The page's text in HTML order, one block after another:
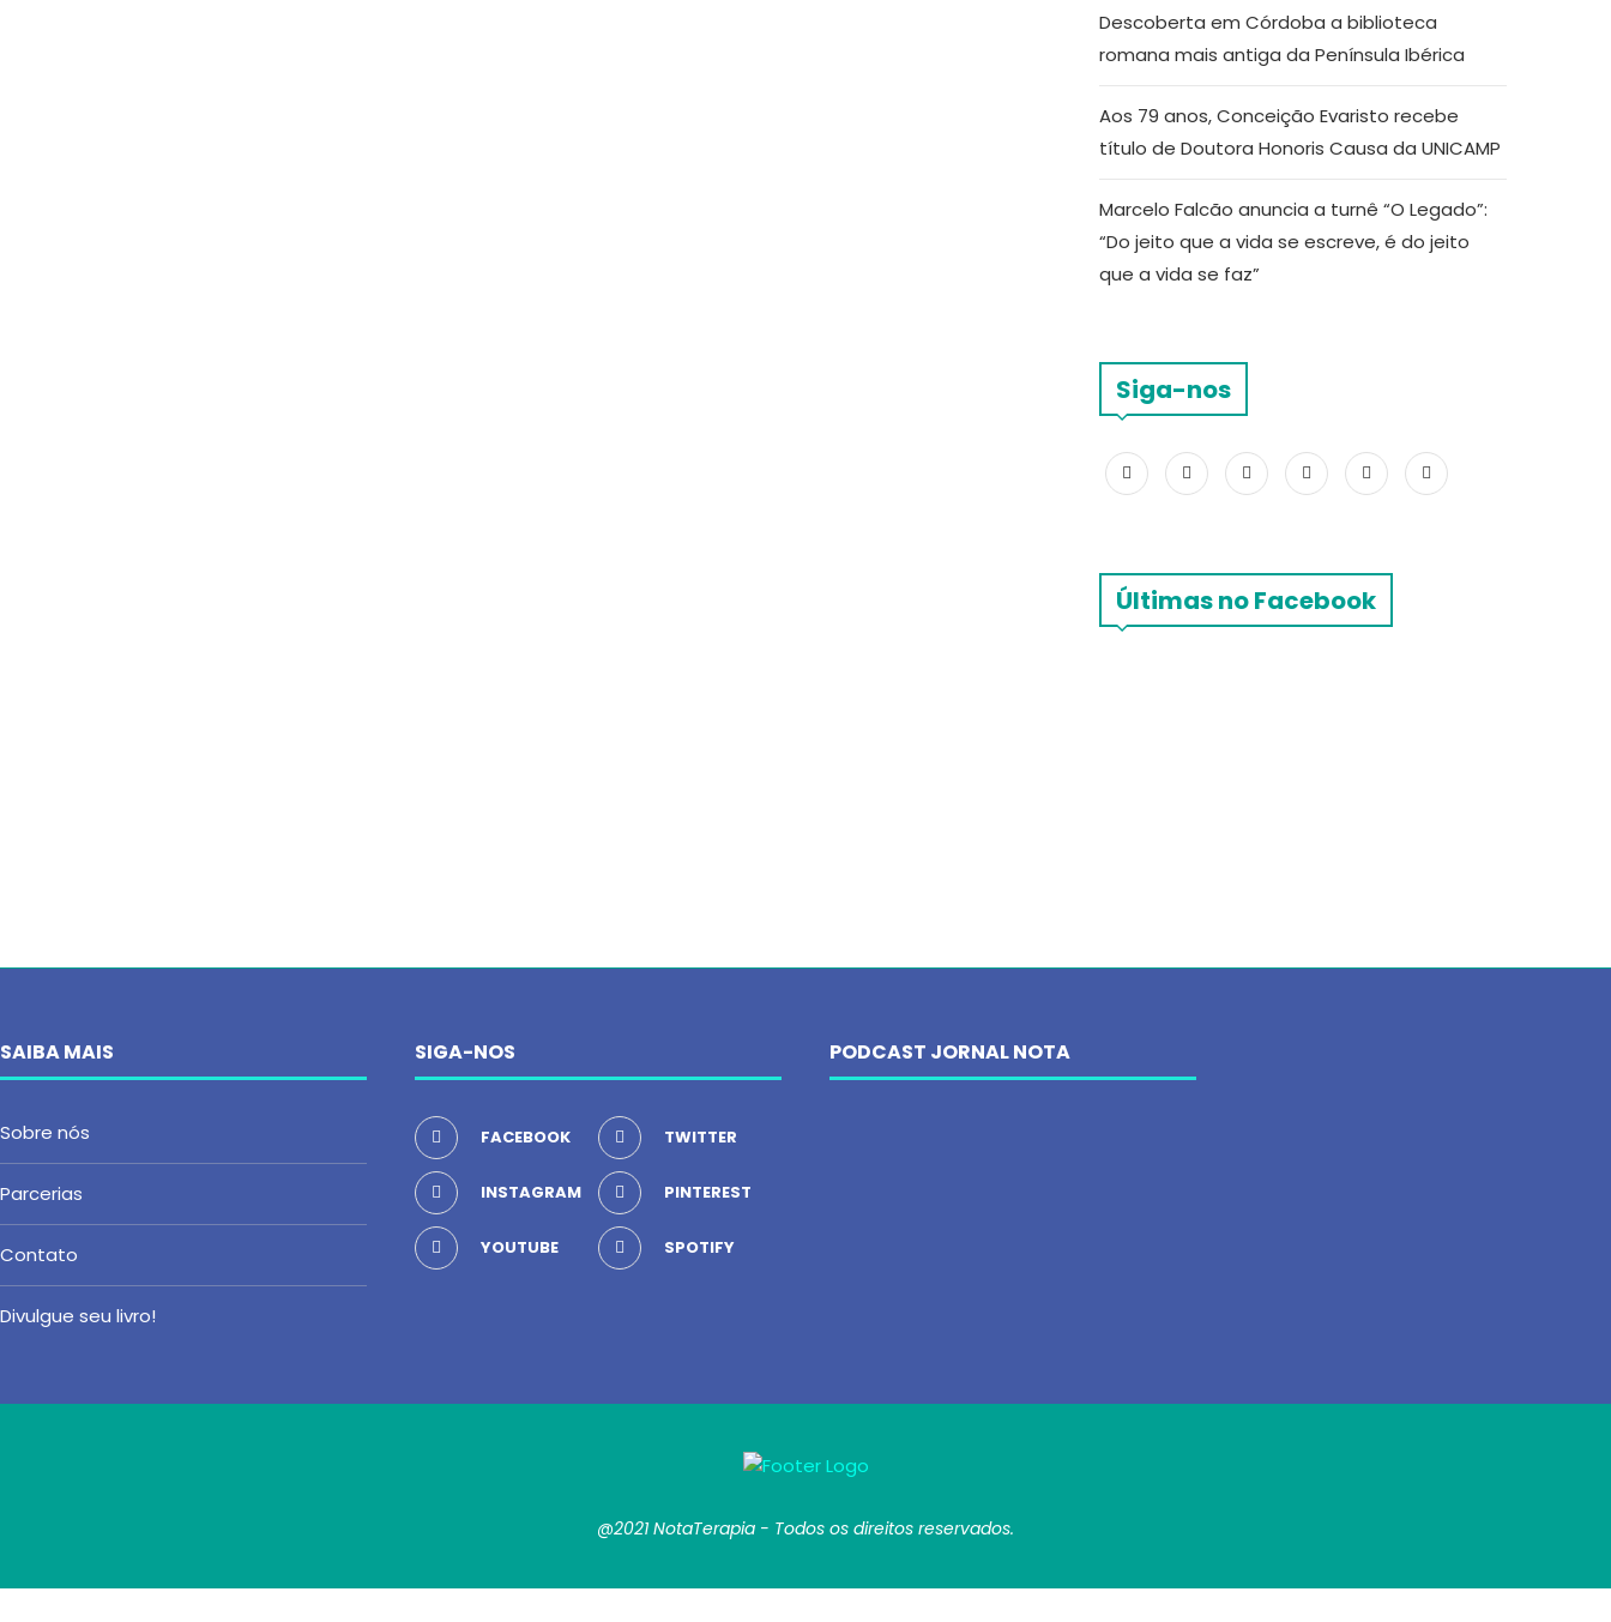
Descoberta em Córdoba a biblioteca
romana mais antiga da Península Ibérica
Aos 79 anos, Conceição Evaristo recebe
título de Doutora Honoris Causa da UNICAMP
Marcelo Falcão anuncia a turnê “O Legado”:
“Do jeito que a vida se escreve, é do jeito
que a vida se faz”
Siga-nos
Últimas no Facebook
SAIBA MAIS
Sobre nós
Parcerias
Contato
Divulgue seu livro!
SIGA-NOS
FACEBOOK TWITTER
INSTAGRAM PINTEREST
YOUTUBE SPOTIFY
PODCAST JORNAL NOTA
@2021 NotaTerapia - Todos os direitos reservados.